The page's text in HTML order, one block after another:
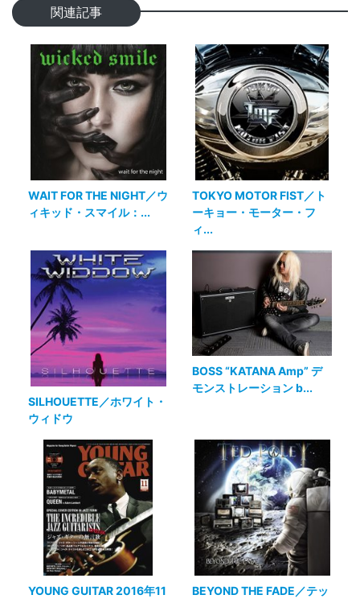
関連記事
WAIT FOR THE NIGHT／ウ
ィキッド・スマイル：...
TOKYO MOTOR FIST／ト
ーキョー・モーター・フ
ィ...
SILHOUETTE／ホワイト・
ウィドウ
BOSS “KATANA Amp” デ
モンストレーション b...
YOUNG GUITAR 2016年11
BEYOND THE FADE／テッ